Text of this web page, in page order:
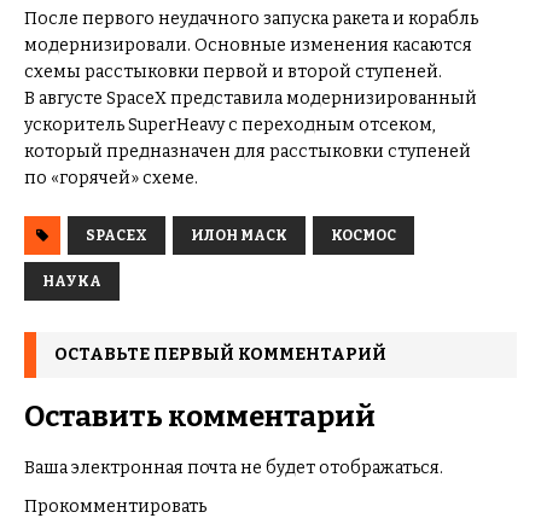
После первого неудачного запуска ракета и корабль
модернизировали. Основные изменения касаются
схемы расстыковки первой и второй ступеней.
В августе SpaceX представила модернизированный
ускоритель SuperHeavy с переходным отсеком,
который предназначен для расстыковки ступеней
по «горячей» схеме.
SPACEX ИЛОН МАСК КОСМОС
НАУКА
ОСТАВЬТЕ ПЕРВЫЙ КОММЕНТАРИЙ
Оставить комментарий
Ваша электронная почта не будет отображаться.
Прокомментировать